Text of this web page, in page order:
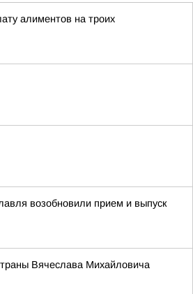
алиментов на троих
возобновили прием и выпуск
Вячеслава Михайловича